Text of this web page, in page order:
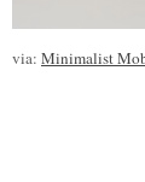
via: Minimalist